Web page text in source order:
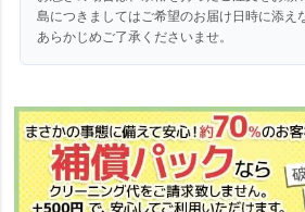
島につきましてはご希望のお届け日時に添え
あらかじめご了承くださいませ。